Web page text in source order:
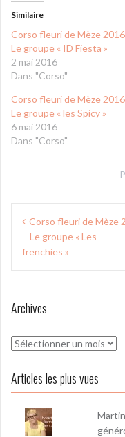
Similaire
Corso fleuri de Mèze
Le groupe « ID Fiesta »
2 mai 2016
Dans "Corso"
Corso fleuri de Mèze
Le groupe « les Spicy »
6 mai 2016
Dans "Corso"
Navigation
de
l’article
Corso fleuri de Mèze
– Le groupe « Les
frenchies »
Archives
Archives
Articles les plus vues